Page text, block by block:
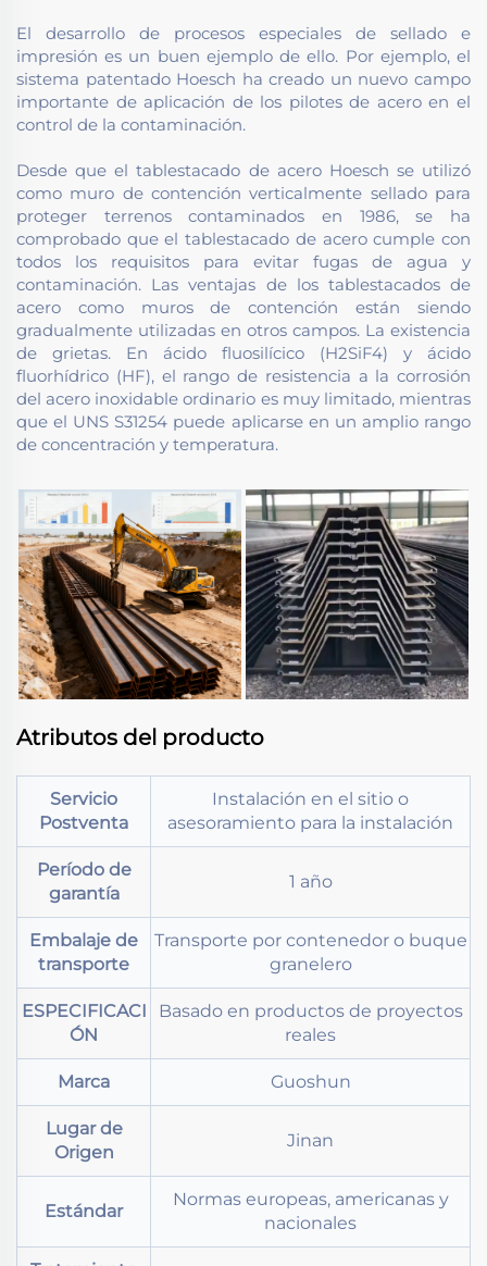
El desarrollo de procesos especiales de sellado e
impresión es un buen ejemplo de ello. Por ejemplo, el
sistema patentado Hoesch ha creado un nuevo campo
importante de aplicación de los pilotes de acero en el
control de la contaminación.
Desde que el tablestacado de acero Hoesch se utilizó
como muro de contención verticalmente sellado para
proteger terrenos contaminados en 1986, se ha
comprobado que el tablestacado de acero cumple con
todos los requisitos para evitar fugas de agua y
contaminación. Las ventajas de los tablestacados de
acero como muros de contención están siendo
gradualmente utilizadas en otros campos. La existencia
de grietas. En ácido fluosilícico (H2SiF4) y ácido
fluorhídrico (HF), el rango de resistencia a la corrosión
del acero inoxidable ordinario es muy limitado, mientras
que el UNS S31254 puede aplicarse en un amplio rango
de concentración y temperatura.
Atributos del producto
Servicio
Postventa
Instalación en el sitio o
asesoramiento para la instalación
Período de
garantía
1 año
Embalaje de
transporte
Transporte por contenedor o buque
granelero
ESPECIFICACI
ÓN
Basado en productos de proyectos
reales
Marca Guoshun
Lugar de
Origen
Jinan
Estándar
Normas europeas, americanas y
nacionales